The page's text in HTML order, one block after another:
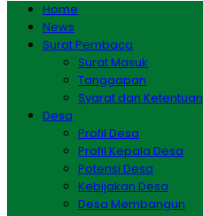
Home
News
Surat Pembaca
Surat Masuk
Tanggapan
Syarat dan Ketentuan
Desa
Profil Desa
Profil Kepala Desa
Potensi Desa
Kebijakan Desa
Desa Membangun